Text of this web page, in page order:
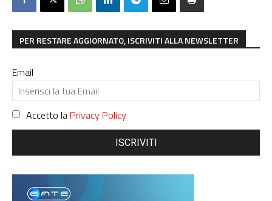
PER RESTARE AGGIORNATO, ISCRIVITI ALLA NEWSLETTER
Email
Accetto la Privacy Policy
ISCRIVITI